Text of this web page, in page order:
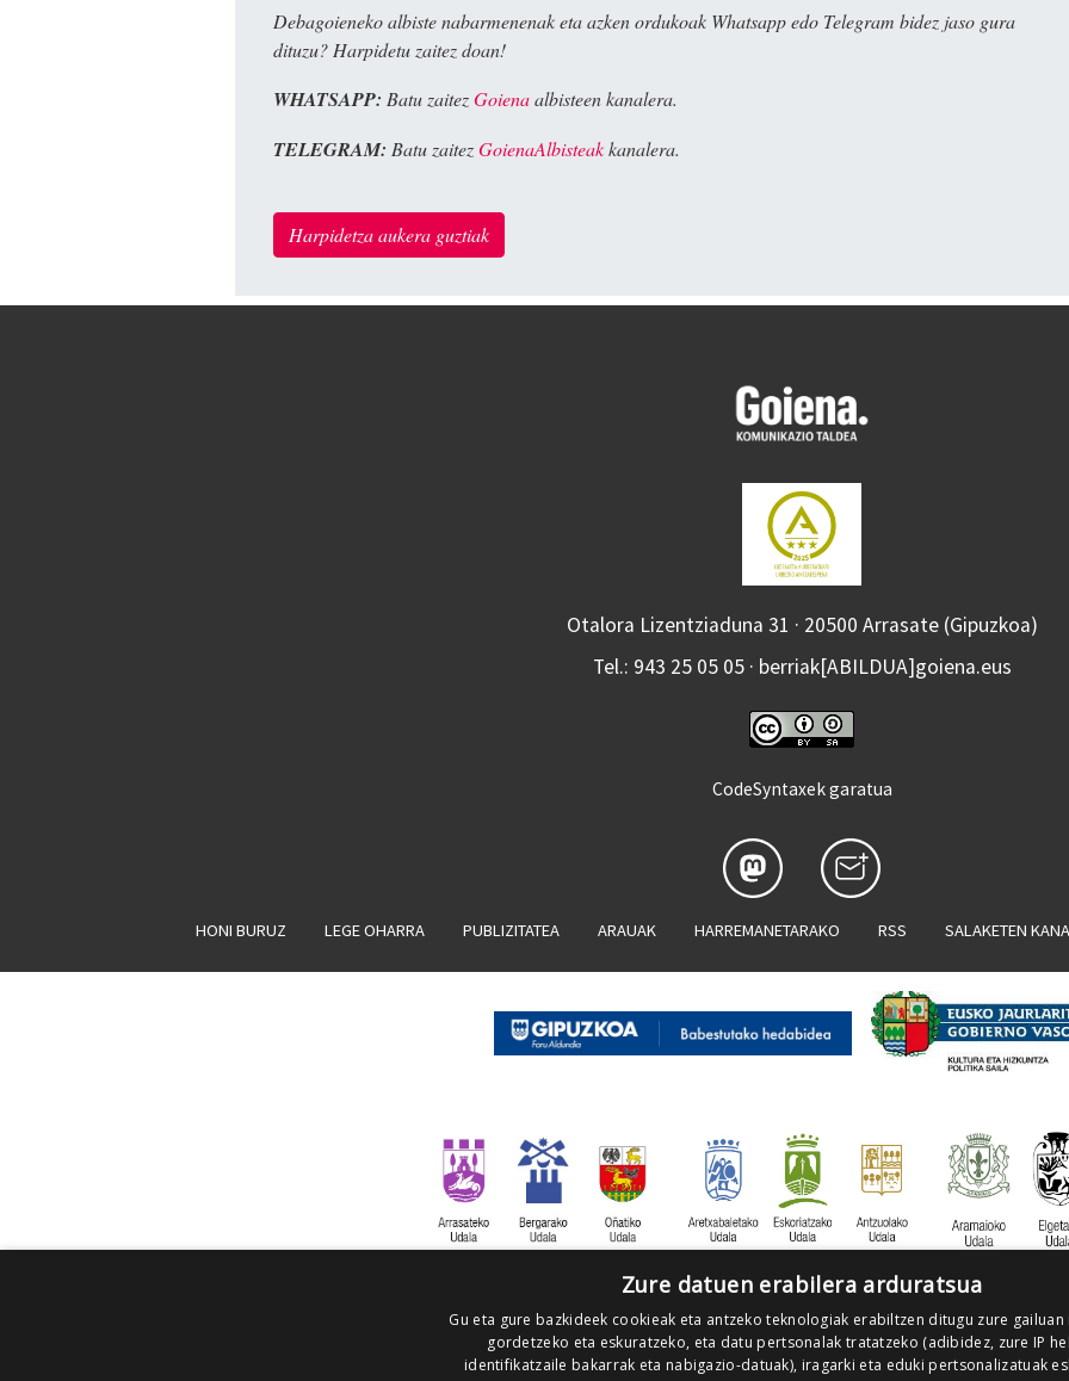
Debagoieneko albiste nabarmenenak eta azken ordukoak Whatsapp edo Telegram bidez jaso gura
dituzu? Harpidetu zaitez doan!
WHATSAPP: Batu zaitezGoienaalbisteen kanalera.
TELEGRAM: Batu zaitezGoienaAlbisteakkanalera.
Harpidetza aukera guztiak
Otalora Lizentziaduna 31 · 20500 Arrasate (Gipuzkoa)
Tel.: 943 25 05 05 · berriak[ABILDUA]goiena.eus
CodeSyntaxek garatua
HONI BURUZ LEGE OHARRA PUBLIZITATEA ARAUAK HARREMANETARAKO RSS SALAKETEN
Zure datuen erabilera arduratsua
Gu eta gure bazkideek cookieak eta antzeko teknologiak erabiltzen ditugu zure
gordetzeko eta eskuratzeko, eta datu pertsonalak tratatzeko (adibidez, zure IP
identifikatzaile bakarrak eta nabigazio-datuak), iragarki eta eduki pertsonalizatuak